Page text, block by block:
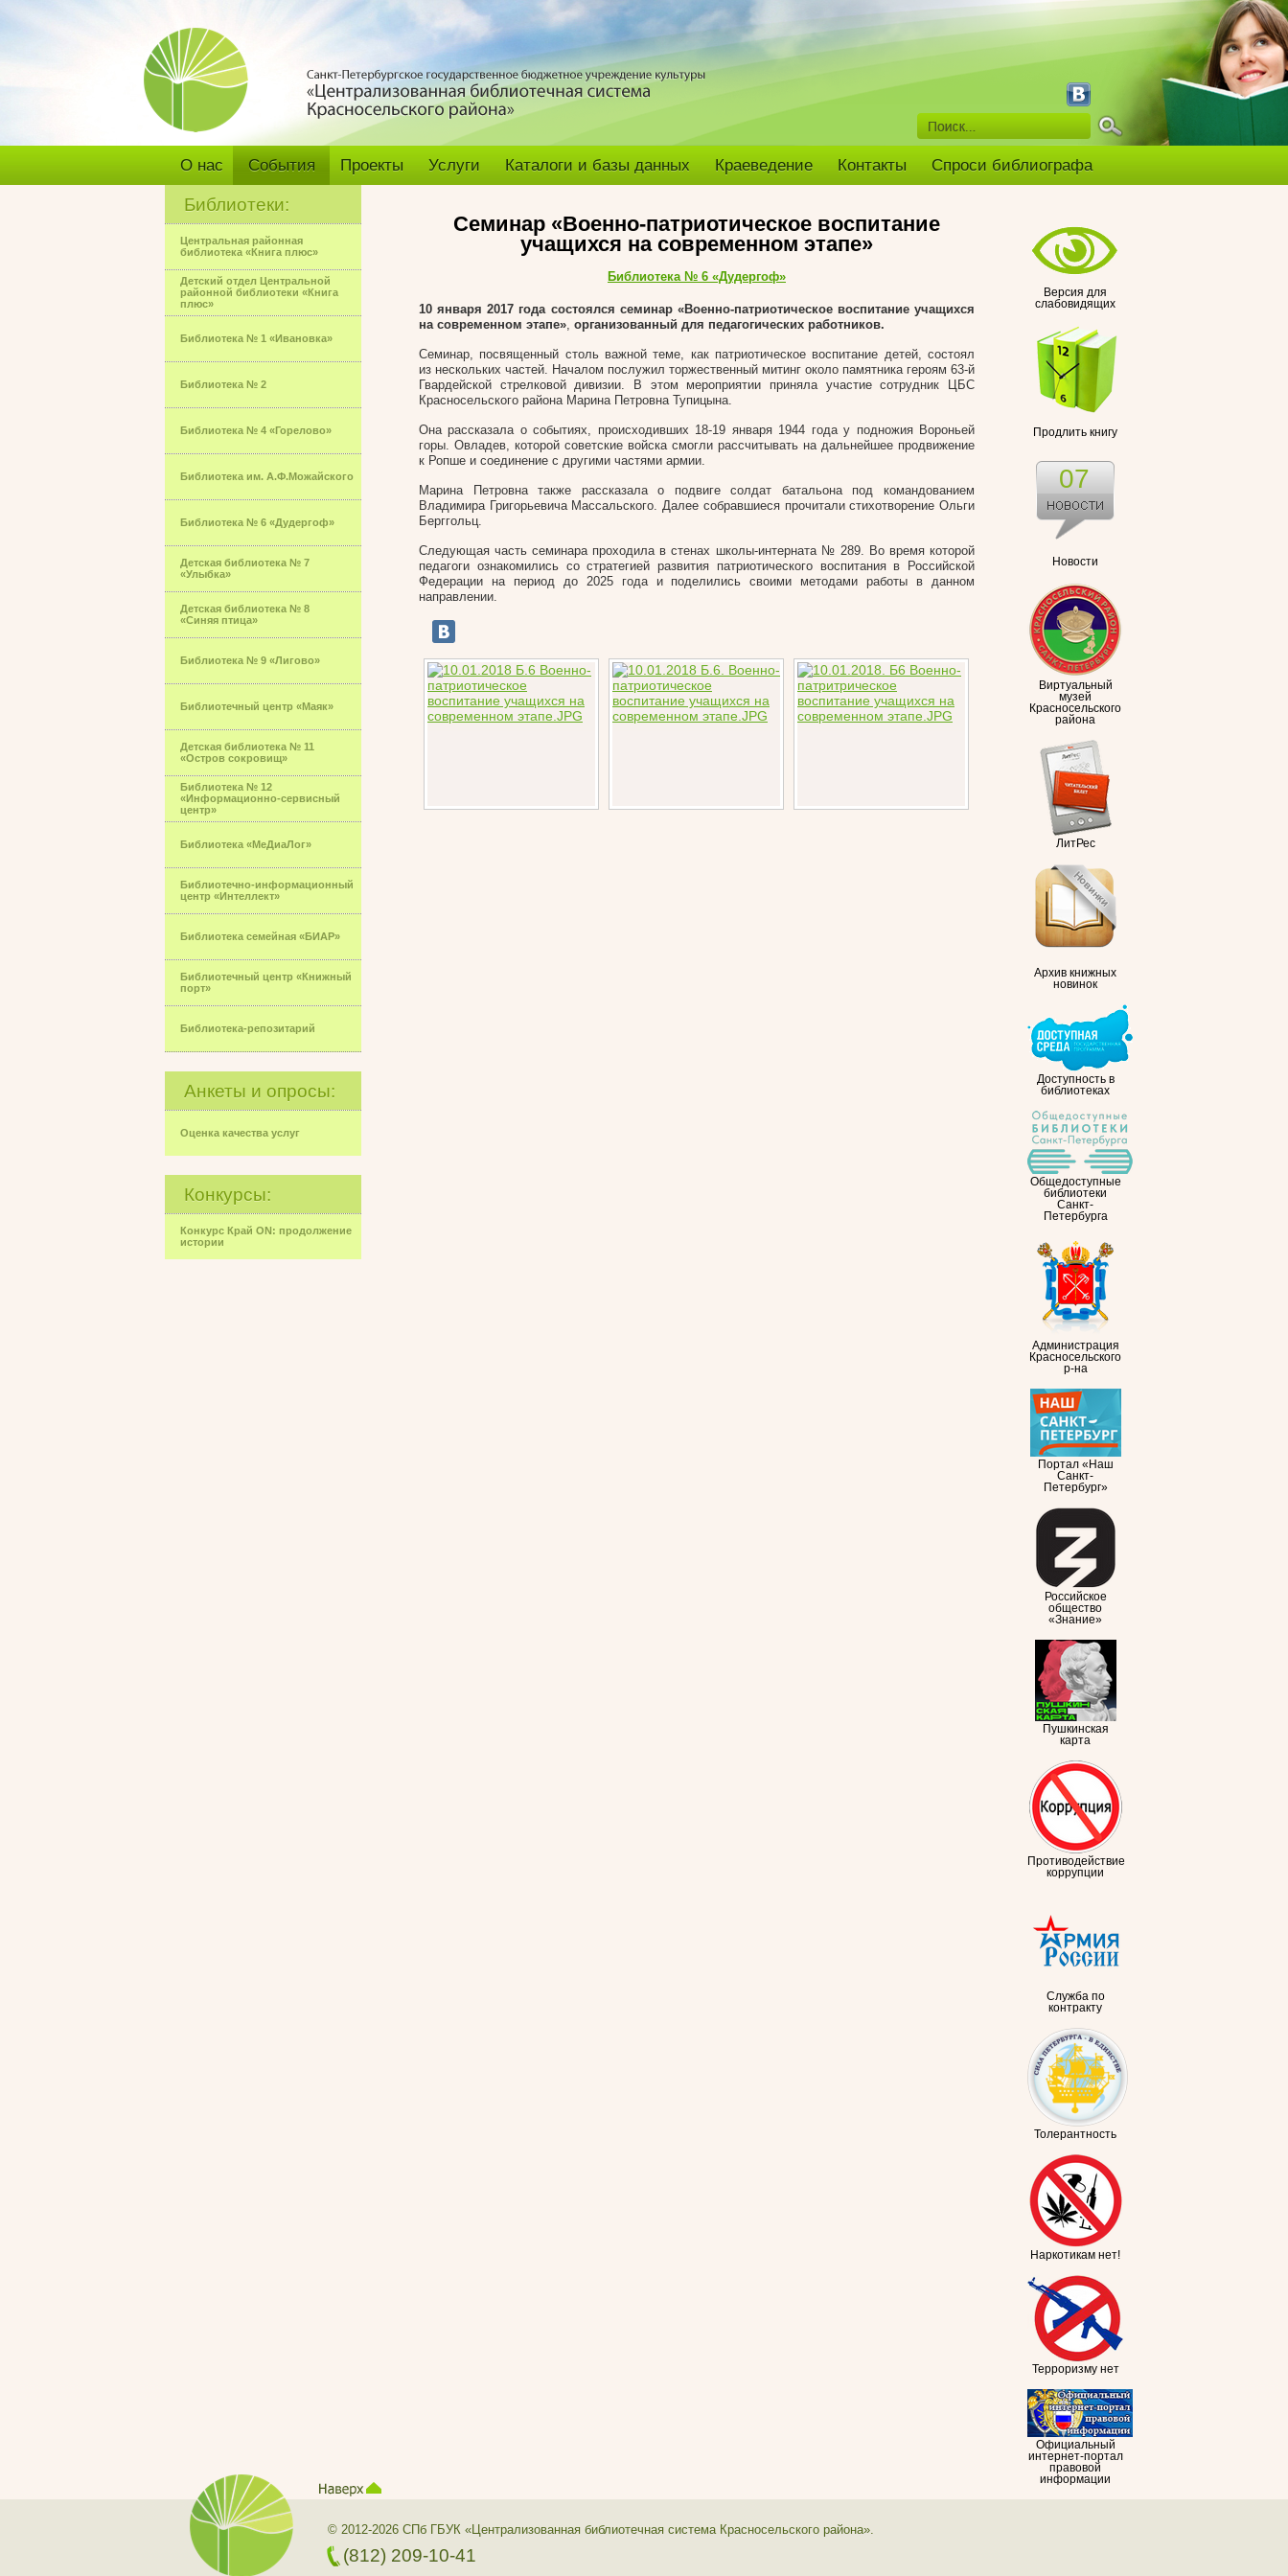
О нас События Проекты Услуги Каталоги и базы данных Краеведение Контакты Спроси библиографа
Библиотеки:
Центральная районная
библиотека «Книга плюс»
Детский отдел Центральной
районной библиотеки «Книга
плюс»
Библиотека № 1 «Ивановка»
Библиотека № 2
Библиотека № 4 «Горелово»
Библиотека им. А.Ф.Можайского
Библиотека № 6 «Дудергоф»
Детская библиотека № 7
«Улыбка»
Детская библиотека № 8
«Синяя птица»
Библиотека № 9 «Лигово»
Библиотечный центр «Маяк»
Детская библиотека № 11
«Остров сокровищ»
Библиотека № 12
«Информационно-сервисный
центр»
Библиотека «МеДиаЛог»
Библиотечно-информационный
центр «Интеллект»
Библиотека семейная «БИАР»
Библиотечный центр «Книжный
порт»
Библиотека-репозитарий
Анкеты и опросы:
Оценка качества услуг
Конкурсы:
Конкурс Край ON: продолжение
истории
Версия для
слабовидящих
Продлить книгу
Новости
07
Виртуальный
музей
Красносельского
района
ЛитРес
Архив книжных
новинок
Доступность в
библиотеках
Общедоступные
библиотеки
Санкт-
Петербурга
Администрация
Красносельского
р-на
Портал «Наш
Санкт-
Петербург»
Российское
общество
«Знание»
Пушкинская
карта
Противодействие
коррупции
Служба по
контракту
Толерантность
Наркотикам нет!
Терроризму нет
Официальный
интернет-портал
правовой
информации
Семинар «Военно-патриотическое воспитание
учащихся на современном этапе»
Библиотека № 6 «Дудергоф»
10 января 2017 года состоялся семинар «Военно-патриотическое воспитание учащихся
на современном этапе», организованный для педагогических работников.
Семинар, посвященный столь важной теме, как патриотическое воспитание детей, состоял
из нескольких частей. Началом послужил торжественный митинг около памятника героям 63-й
Гвардейской стрелковой дивизии. В этом мероприятии приняла участие сотрудник ЦБС
Красносельского района Марина Петровна Тупицына.
Она рассказала о событиях, происходивших 18-19 января 1944 года у подножия Вороньей
горы. Овладев, которой советские войска смогли рассчитывать на дальнейшее продвижение
к Ропше и соединение с другими частями армии.
Марина Петровна также рассказала о подвиге солдат батальона под командованием
Владимира Григорьевича Массальского. Далее собравшиеся прочитали стихотворение Ольги
Берггольц.
Следующая часть семинара проходила в стенах школы-интерната № 289. Во время которой
педагоги ознакомились со стратегией развития патриотического воспитания в Российской
Федерации на период до 2025 года и поделились своими методами работы в данном
направлении.
© 2012-2026 СПб ГБУК «Централизованная библиотечная система Красносельского района».
(812) 209-10-41